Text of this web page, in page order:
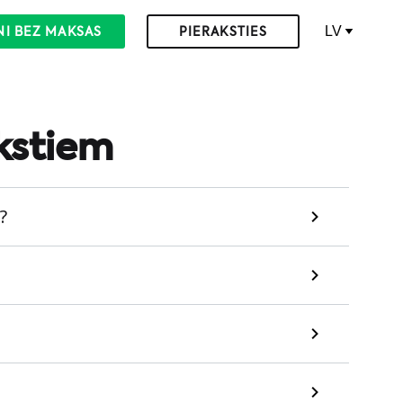
BEZ MAKSAS PIERAKSTIES LV